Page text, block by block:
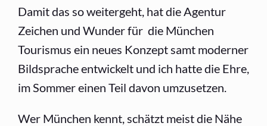
Damit das so weitergeht, hat die Agentur
Zeichen und Wunder für die München
Tourismus ein neues Konzept samt moderner
Bildsprache entwickelt und ich hatte die Ehre,
im Sommer einen Teil davon umzusetzen.
Wer München kennt, schätzt meist die Nähe